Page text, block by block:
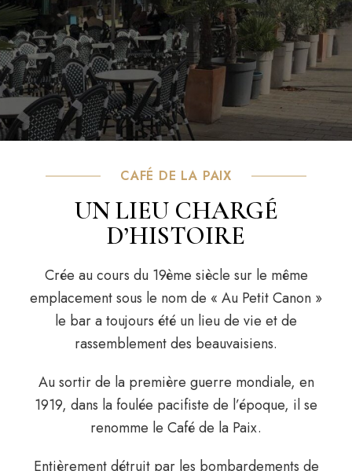
CAFÉ DE LA PAIX
UN LIEU CHARGÉ
D’HISTOIRE
Crée au cours du 19ème siècle sur le même
emplacement sous le nom de « Au Petit Canon »
le bar a toujours été un lieu de vie et de
rassemblement des beauvaisiens.
Au sortir de la première guerre mondiale, en
1919, dans la foulée pacifiste de l’époque, il se
renomme le Café de la Paix.
Entièrement détruit par les bombardements de